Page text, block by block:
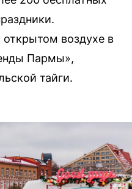
воздухе в
Пармы»,
тайги.